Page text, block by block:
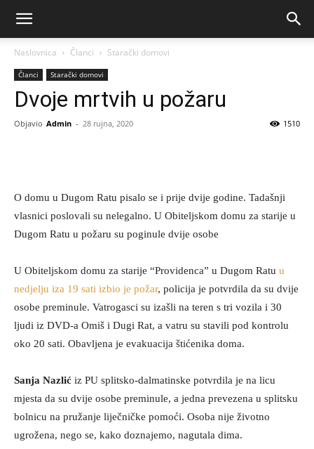
Naslovnica Članci Starački domovi
Članci Starački domovi
Dvoje mrtvih u požaru
Objavio Admin - 28 rujna, 2020 1510
O domu u Dugom Ratu pisalo se i prije dvije godine. Tadašnji
vlasnici poslovali su nelegalno. U Obiteljskom domu za starije u
Dugom Ratu u požaru su poginule dvije osobe
U Obiteljskom domu za starije “Providenca” u Dugom Ratu u
nedjelju iza 19 sati izbio je požar, policija je potvrdila da su dvije
osobe preminule. Vatrogasci su izašli na teren s tri vozila i 30
ljudi iz DVD-a Omiš i Dugi Rat, a vatru su stavili pod kontrolu
oko 20 sati. Obavljena je evakuacija štićenika doma.
Sanja Nazlić iz PU splitsko-dalmatinske potvrdila je na licu
mjesta da su dvije osobe preminule, a jedna prevezena u splitsku
bolnicu na pružanje liječničke pomoći. Osoba nije životno
ugrožena, nego se, kako doznajemo, nagutala dima.